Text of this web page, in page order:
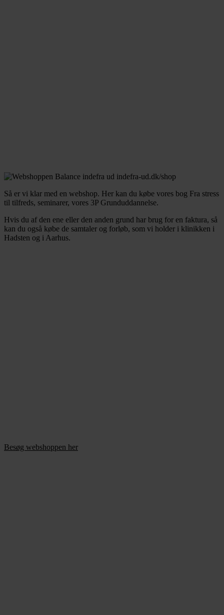
Så er vi klar med en webshop. Her kan du købe vores bog Fra stress
til tilfreds, seminarer, vores 3P Grunduddannelse.
Hvis du af den ene eller den anden grund har brug for en faktura, så
kan du også købe de samtaler og forløb, som vi holder i klinikken i
Hadsten og i Aarhus.
Besøg webshoppen her